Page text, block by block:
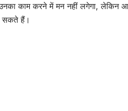
काम करने में मन नहीं लगेगा, लेकिन
सकते हैं।